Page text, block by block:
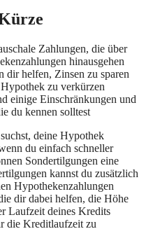
Zahlungen, die über
hinausgehen
dir helfen, Zinsen zu sparen
zu verkürzen
einige Einschränkungen und
du kennen solltest
deine Hypothek
du einfach schneller
Sondertilgungen eine
kannst du zusätzlich
Hypothekenzahlungen
dir dabei helfen, die Höhe
Laufzeit deines Kredits
die Kreditlaufzeit zu